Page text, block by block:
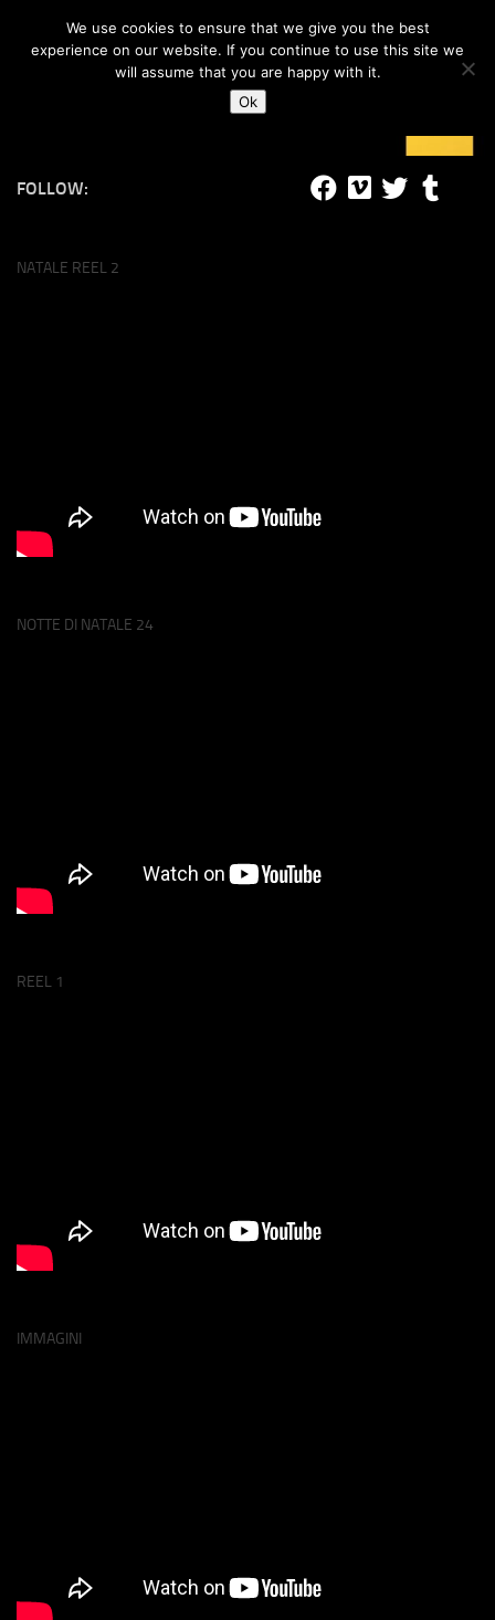
Skip to content
#lucalife
FOLLOW:
NATALE REEL 2
NOTTE DI NATALE 24
REEL 1
IMMAGINI
We use cookies to ensure that we give you the best
experience on our website. If you continue to use this site we
will assume that you are happy with it.
Ok